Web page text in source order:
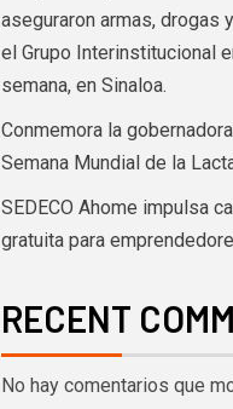
aseguraron armas, drogas
el Grupo Interinstitucional
semana, en Sinaloa.
Conmemora la
Semana Mundial de la
SEDECO Ahome impulsa
gratuita para
RECENT
No hay comentarios que